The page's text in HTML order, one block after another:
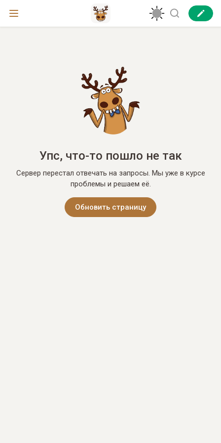
Упс, что-то пошло не так
Сервер перестал отвечать на запросы. Мы уже в курсе
проблемы и решаем её.
Обновить страницу